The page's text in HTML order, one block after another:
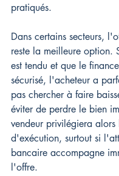
pratiqués.
Dans certains secteurs,
reste la meilleure option.
est tendu et que le
sécurisé, l'acheteur a
pas chercher à faire
éviter de perdre le bien
vendeur privilégiera alors
d'exécution, surtout si
bancaire accompagne
l'offre.